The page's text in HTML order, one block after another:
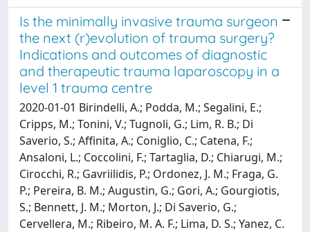
Is the minimally invasive trauma surgeon
the next (r)evolution of trauma surgery?
Indications and outcomes of diagnostic
and therapeutic trauma laparoscopy in a
level 1 trauma centre
2020-01-01 Birindelli, A.; Podda, M.; Segalini, E.;
Cripps, M.; Tonini, V.; Tugnoli, G.; Lim, R. B.; Di
Saverio, S.; Affinita, A.; Coniglio, C.; Catena, F.;
Ansaloni, L.; Coccolini, F.; Tartaglia, D.; Chiarugi, M.;
Cirocchi, R.; Gavriilidis, P.; Ordonez, J. M.; Fraga, G.
P.; Pereira, B. M.; Augustin, G.; Gori, A.; Gourgiotis,
S.; Bennett, J. M.; Morton, J.; Di Saverio, G.;
Cervellera, M.; Ribeiro, M. A. F.; Lima, D. S.; Yanez, C.